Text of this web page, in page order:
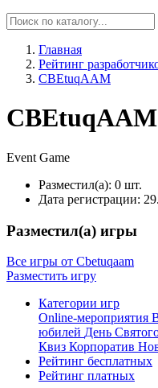
Главная
Рейтинг
CBEtuqAAM
CBEtuqAAM
Event Game
Разместил(а): 0 шт.
Дата регистрации:
Разместил(а) игры
Все игры от Cbetuqaam
Разместить игру
Категории игр
Online-мероприятия
юбилей День
Квиз Корпоратив
Рейтинг бесплатных
Рейтинг платных